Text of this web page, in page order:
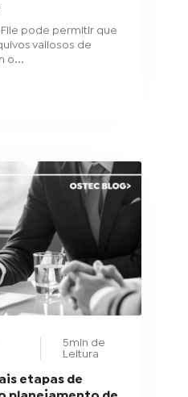
pode permitir que
valiosos de
o...
5min de
Leitura
etapas de